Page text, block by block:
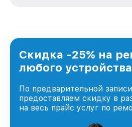
Краснодаре, постоянно
доверия и лояльности
Скидка -25% на
любого
По предварительной
предоставляем скидку в
на весь прайс услуг по